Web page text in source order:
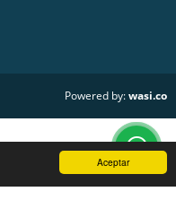
Aceptar
Powered by:wasi.co